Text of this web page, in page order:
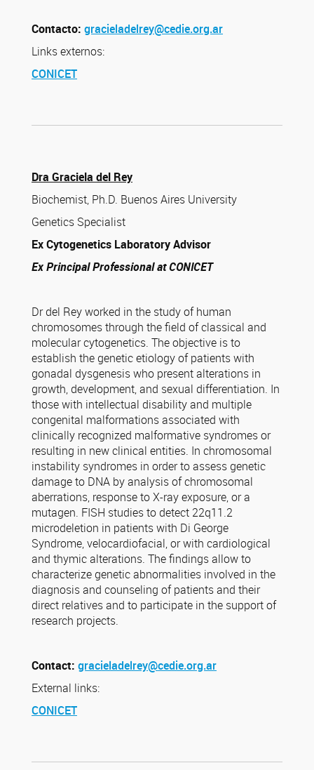
Contacto: gracieladelrey@cedie.org.ar
Links externos:
CONICET
Dra Graciela del Rey
Biochemist, Ph.D. Buenos Aires University
Genetics Specialist
Ex Cytogenetics Laboratory Advisor
Ex Principal Professional at CONICET
Dr del Rey worked in the study of human
chromosomes through the field of classical and
molecular cytogenetics. The objective is to
establish the genetic etiology of patients with
gonadal dysgenesis who present alterations in
growth, development, and sexual differentiation. In
those with intellectual disability and multiple
congenital malformations associated with
clinically recognized malformative syndromes or
resulting in new clinical entities. In chromosomal
instability syndromes in order to assess genetic
damage to DNA by analysis of chromosomal
aberrations, response to X-ray exposure, or a
mutagen. FISH studies to detect 22q11.2
microdeletion in patients with Di George
Syndrome, velocardiofacial, or with cardiological
and thymic alterations. The findings allow to
characterize genetic abnormalities involved in the
diagnosis and counseling of patients and their
direct relatives and to participate in the support of
research projects.
Contact: gracieladelrey@cedie.org.ar
External links:
CONICET